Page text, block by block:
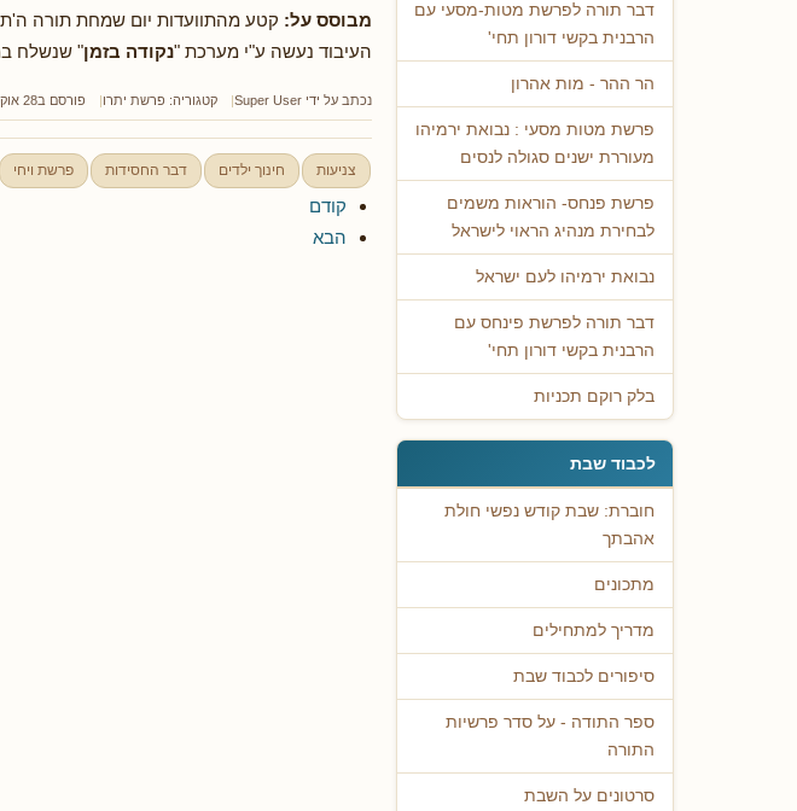
דבר תורה לפרשת מטות-מסעי עם
הרבנית בקשי דורון תחי'
הר ההר - מות אהרון
פרשת מטות מסעי : נבואת ירמיהו
מעוררת ישנים סגולה לנסים
פרשת פנחס- הוראות משמים
לבחירת מנהיג הראוי לישראל
נבואת ירמיהו לעם ישראל
דבר תורה לפרשת פינחס עם
הרבנית בקשי דורון תחי'
בלק רוקם תכניות
לכבוד שבת
חוברת: שבת קודש נפשי חולת
אהבתך
מתכונים
מדריך למתחילים
סיפורים לכבוד שבת
ספר התודה - על סדר פרשיות
התורה
סרטונים על השבת
מבוסס על:
העיבוד נעשה ע"י מערכת "נקודה בזמן" שנשלח
נכתב על ידי Super User קטגוריה: פרשת יתרו פורסם ב28 אוקטובר 2020
צניעות חינוך ילדים דבר החסידות פרשת ויחי
קודם
הבא